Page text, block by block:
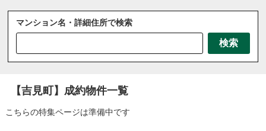
三郷市
八潮市
北本市 吉川市 和光市
宮代町
杉戸町
東松山市 松伏町
熊谷市
狭山市 白岡市
マンション名・詳細住所で検索
検索
【吉見町】成約物件一覧
こちらの特集ページは準備中です